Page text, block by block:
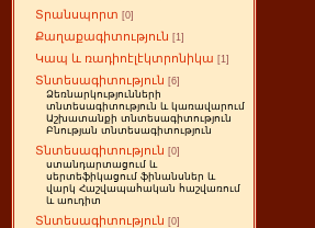
Տրանսպորտ [0]
Քաղաքագիտություն [1]
Կապ և ռադիոէլէկտրոնիկա [1]
Տնտեսագիտություն [6]
Ձեռնարկությունների
տնտեսագիտություն և կառավարում
Աշխատանքի տնտեսագիտություն
Բնության տնտեսագիտություն
Տնտեսագիտություն [0]
ստանդարտացում և
սերտեֆիկացում ֆինանսներ և
վարկ Հաշվապահական հաշվառում
և աուդիտ
Տնտեսագիտություն [0]